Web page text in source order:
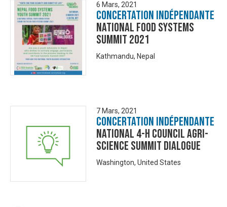
6 Mars, 2021
Concertation Indépendante
National Food Systems
Summit 2021
Kathmandu, Nepal
7 Mars, 2021
Concertation Indépendante
National 4-H Council Agri-
Science Summit Dialogue
Washington, United States